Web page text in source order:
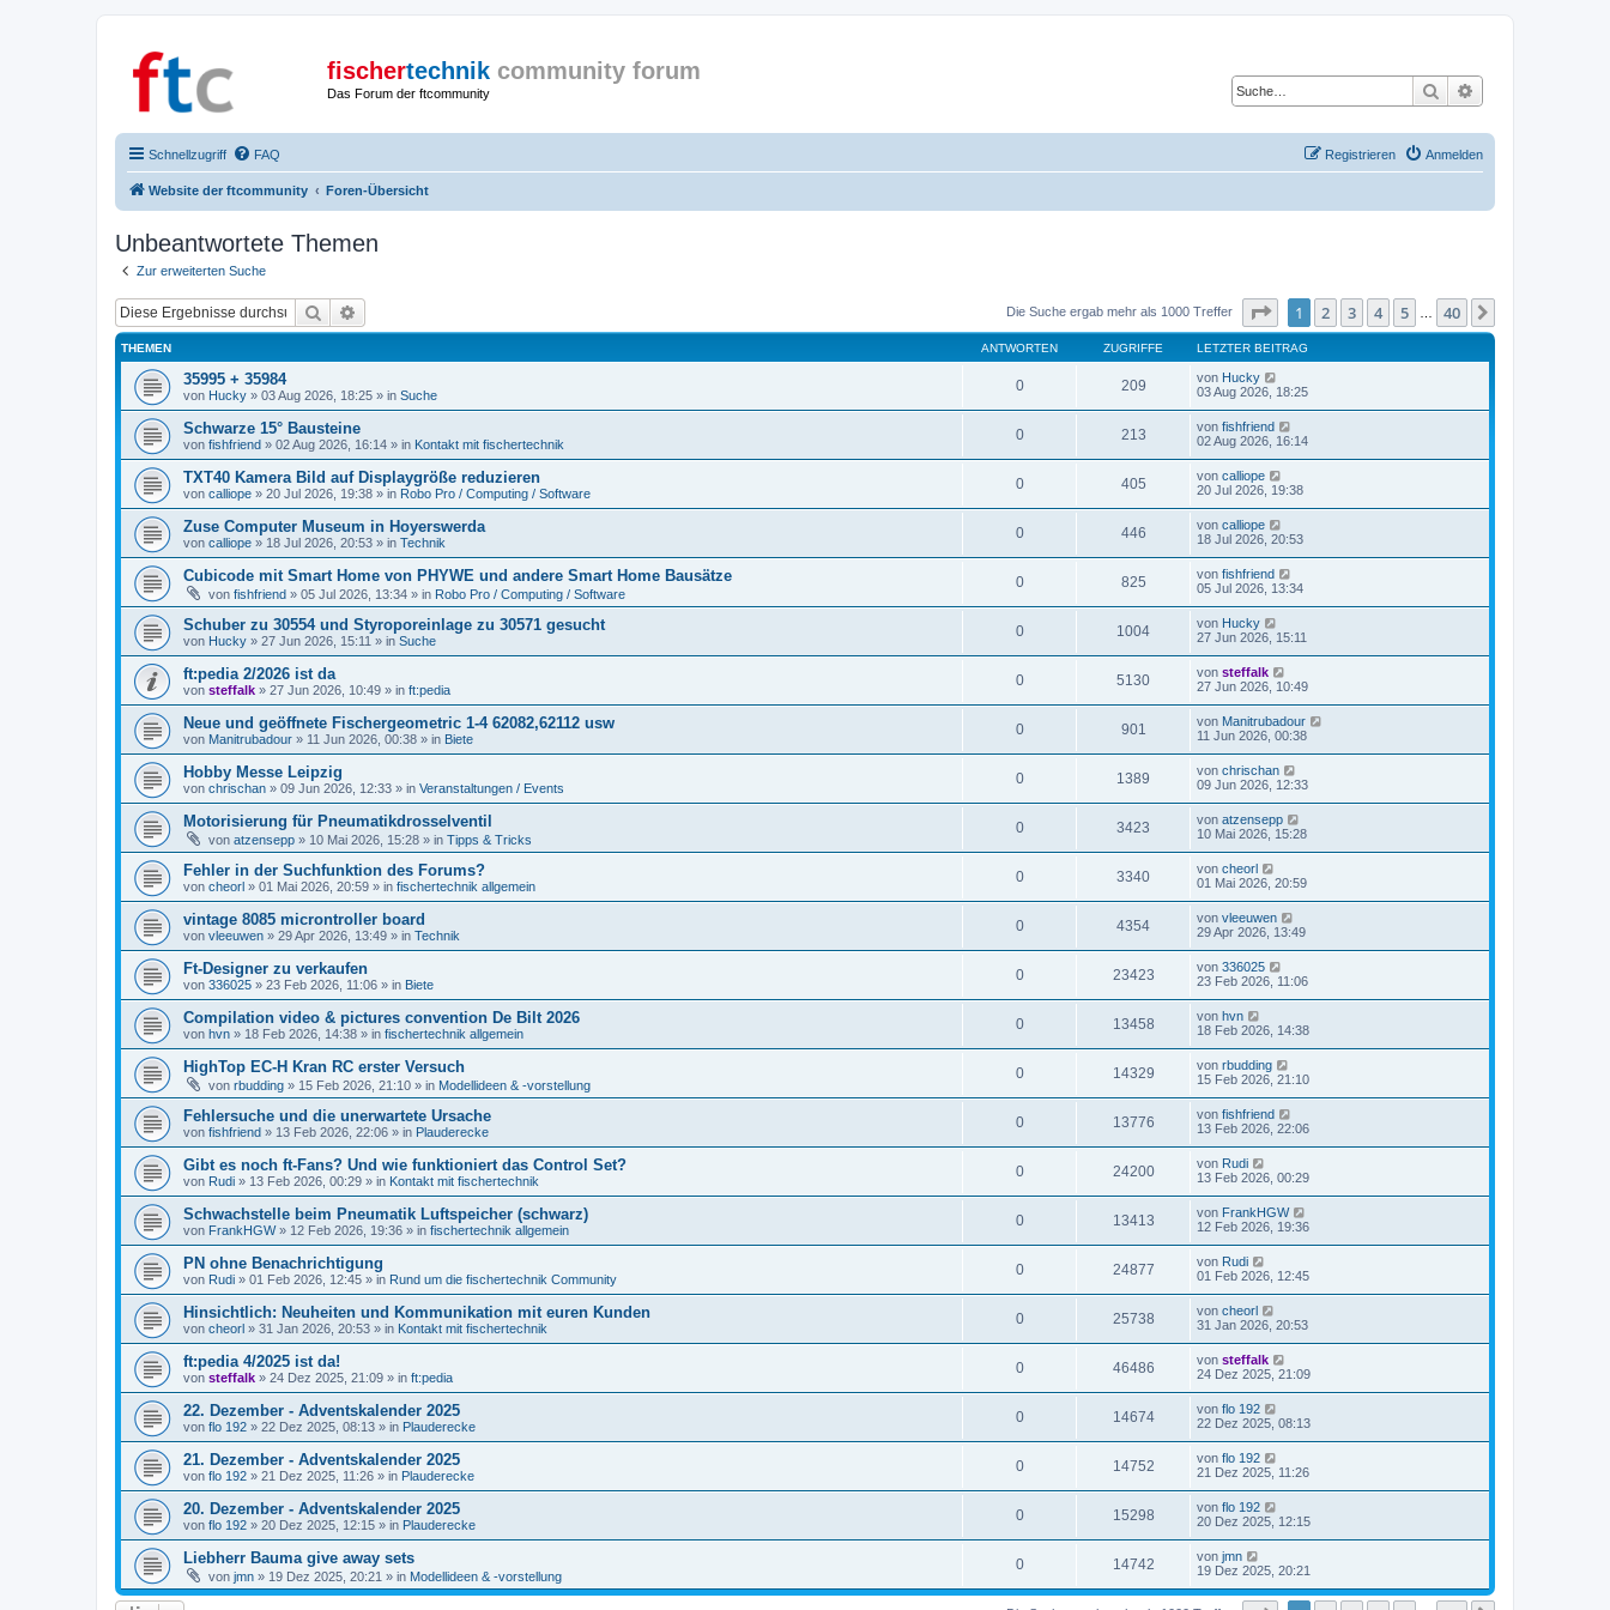
fischertechnik community forum
Das Forum der ftcommunity Suche
Schnellzugriff FAQ Anmelden
Registrieren
Website der ftcommunity Foren-Übersicht
Unbeantwortete Themen
Zur erweiterten Suche
Suche Die Suche ergab mehr als 1000 Treffer Seite von40
1 2 3 4 5 40
THEMEN ANTWORTEN ZUGRIFFE LETZTER BEITRAG
35995 + 35984
von Hucky » 03 Aug 2026, 18:25 » in Suche
0 209 von Hucky
03 Aug 2026, 18:25
Schwarze 15° Bausteine
von fishfriend » 02 Aug 2026, 16:14 » in Kontakt mit fischertechnik
0 213 von fishfriend
02 Aug 2026, 16:14
TXT40 Kamera Bild auf Displaygröße reduzieren
von calliope » 20 Jul 2026, 19:38 » in Robo Pro / Computing / Software
0 405 von calliope
20 Jul 2026, 19:38
Zuse Computer Museum in Hoyerswerda
von calliope » 18 Jul 2026, 20:53 » in Technik
0 446 von calliope
18 Jul 2026, 20:53
Cubicode mit Smart Home von PHYWE und andere Smart Home Bausätze
von fishfriend » 05 Jul 2026, 13:34 » in Robo Pro / Computing / Software
0 825 von fishfriend
05 Jul 2026, 13:34
Schuber zu 30554 und Styroporeinlage zu 30571 gesucht
von Hucky » 27 Jun 2026, 15:11 » in Suche
0 1004 von Hucky
27 Jun 2026, 15:11
ft:pedia 2/2026 ist da
von steffalk » 27 Jun 2026, 10:49 » in ft:pedia
0 5130 von steffalk
27 Jun 2026, 10:49
Neue und geöffnete Fischergeometric 1-4 62082,62112 usw
von Manitrubadour » 11 Jun 2026, 00:38 » in Biete
0 901 von Manitrubadour
11 Jun 2026, 00:38
Hobby Messe Leipzig
von chrischan » 09 Jun 2026, 12:33 » in Veranstaltungen / Events
0 1389 von chrischan
09 Jun 2026, 12:33
Motorisierung für Pneumatikdrosselventil
von atzensepp » 10 Mai 2026, 15:28 » in Tipps & Tricks
0 3423 von atzensepp
10 Mai 2026, 15:28
Fehler in der Suchfunktion des Forums?
von cheorl » 01 Mai 2026, 20:59 » in fischertechnik allgemein
0 3340 von cheorl
01 Mai 2026, 20:59
vintage 8085 microntroller board
von vleeuwen » 29 Apr 2026, 13:49 » in Technik
0 4354 von vleeuwen
29 Apr 2026, 13:49
Ft-Designer zu verkaufen
von 336025 » 23 Feb 2026, 11:06 » in Biete
0 23423 von 336025
23 Feb 2026, 11:06
Compilation video & pictures convention De Bilt 2026
von hvn » 18 Feb 2026, 14:38 » in fischertechnik allgemein
0 13458 von hvn
18 Feb 2026, 14:38
HighTop EC-H Kran RC erster Versuch
von rbudding » 15 Feb 2026, 21:10 » in Modellideen & -vorstellung
0 14329 von rbudding
15 Feb 2026, 21:10
Fehlersuche und die unerwartete Ursache
von fishfriend » 13 Feb 2026, 22:06 » in Plauderecke
0 13776 von fishfriend
13 Feb 2026, 22:06
Gibt es noch ft-Fans? Und wie funktioniert das Control Set?
von Rudi » 13 Feb 2026, 00:29 » in Kontakt mit fischertechnik
0 24200 von Rudi
13 Feb 2026, 00:29
Schwachstelle beim Pneumatik Luftspeicher (schwarz)
von FrankHGW» 12 Feb 2026, 19:36 » in fischertechnik allgemein
0 13413 von FrankHGW
12 Feb 2026, 19:36
PN ohne Benachrichtigung
von Rudi » 01 Feb 2026, 12:45 » in Rund um die fischertechnik Community
0 24877 von Rudi
01 Feb 2026, 12:45
Hinsichtlich: Neuheiten und Kommunikation mit euren Kunden
von cheorl » 31 Jan 2026, 20:53 » in Kontakt mit fischertechnik
0 25738 von cheorl
31 Jan 2026, 20:53
ft:pedia 4/2025 ist da!
von steffalk » 24 Dez 2025, 21:09 » in ft:pedia
0 46486 von steffalk
24 Dez 2025, 21:09
22. Dezember - Adventskalender 2025
von flo 192 » 22 Dez 2025, 08:13 » in Plauderecke
0 14674 von flo 192
22 Dez 2025, 08:13
21. Dezember - Adventskalender 2025
von flo 192 » 21 Dez 2025, 11:26 » in Plauderecke
0 14752 von flo 192
21 Dez 2025, 11:26
20. Dezember - Adventskalender 2025
von flo 192 » 20 Dez 2025, 12:15 » in Plauderecke
0 15298 von flo 192
20 Dez 2025, 12:15
Liebherr Bauma give away sets
von jmn » 19 Dez 2025, 20:21 » in Modellideen & -vorstellung
0 14742 von jmn
19 Dez 2025, 20:21